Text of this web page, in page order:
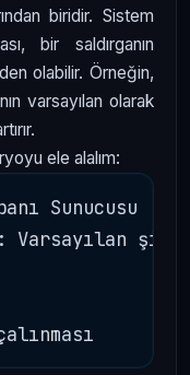
biridir. Sistem
bir saldırganın
olabilir. Örneğin,
varsayılan olarak
ele alalım:
Sunucusu
Varsayılan